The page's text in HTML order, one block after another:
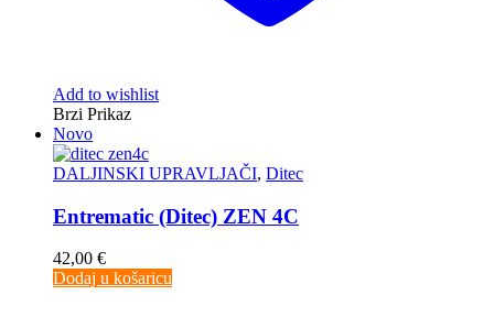
Add to wishlist
Brzi Prikaz
Novo
DALJINSKI UPRAVLJAČI, Ditec
Entrematic (Ditec) ZEN 4C
42,00 €
Dodaj u košaricu